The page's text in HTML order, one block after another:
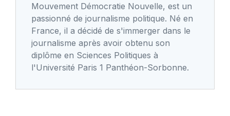
Mouvement Démocratie Nouvelle, est un
passionné de journalisme politique. Né en
France, il a décidé de s'immerger dans le
journalisme après avoir obtenu son
diplôme en Sciences Politiques à
l'Université Paris 1 Panthéon-Sorbonne.